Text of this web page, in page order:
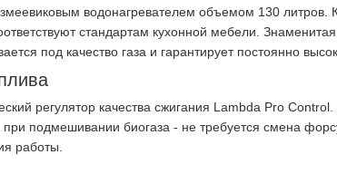
водонагревателем объемом 130 литров.
стандартам кухонной мебели.
под качество газа и гарантирует постоянно
регулятор качества сжигания Lambda Pro
подмешивании биогаза - не требуется смена
работы.